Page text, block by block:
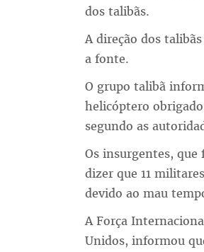
dos talibãs.
A direção dos
a fonte.
O grupo talibã
helicóptero
segundo as
Os insurgentes,
dizer que 11
devido ao mau
A Força
Unidos, informou